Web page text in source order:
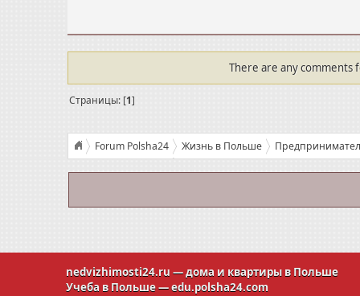
There are any comments
Страницы: [1]
Forum Polsha24 Жизнь в Польше
Конкурс на лучший бизнес-проект или как увлечение
nedvizhimosti24.ru — дома и квартиры в Польше
Учеба в Польше —edu.polsha24.com